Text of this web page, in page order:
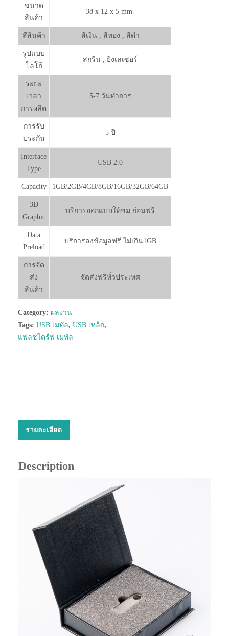
ขนาด
สินค้า
38 x 12 x 5 mm.
สีสินค้า สีเงิน , สีทอง , สีดำ
รูปแบบ
โลโก้
สกรีน , ยิงเลเซอร์
ระยะ
เวลา
การผลิต
5-7 วันทำการ
การรับ
ประกัน
5 ปี
Interface
Type
USB 2.0
Capacity 1GB/2GB/4GB/8GB/16GB/32GB/64GB
3D
Graphic
บริการออกแบบให้ชม ก่อนฟรี
Data
Preload
บริการลงข้อมูลฟรี ไม่เกิน1GB
การจัด
ส่ง
สินค้า
จัดส่งฟรีทั่วประเทศ
Category: ผลงาน
Tags: USB เมทัล, USB เหล็ก,
แฟลชไดร์ฟ เมทัล
รายละเอียด
Description